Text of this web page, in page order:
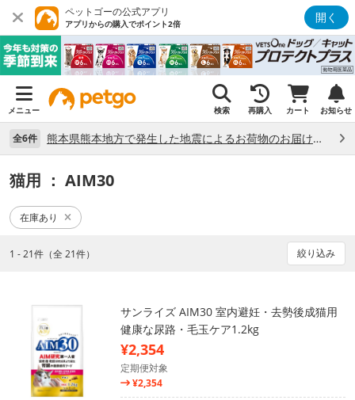
ペットゴーの公式アプリ
アプリからの購入でポイント2倍 開く
メニュー 検索 再購入 カート お知らせ
全6件 熊本県熊本地方で発生した地震によるお荷物のお届け状況について （7/28）
猫用 ： AIM30
在庫あり
1 - 21件（全 21件） 絞り込み
サンライズ AIM30 室内避妊・去勢後成猫用
健康な尿路・毛玉ケア1.2kg
¥2,354
定期便対象
¥2,354